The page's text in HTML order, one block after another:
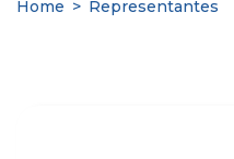
Home > Representantes